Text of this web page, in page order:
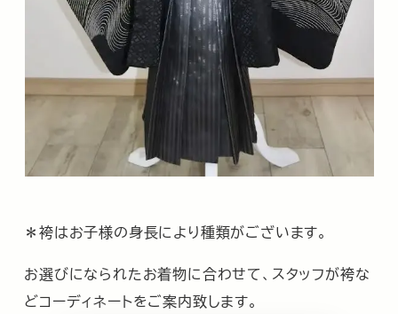
＊袴はお子様の身長により種類がございます。
お選びになられたお着物に合わせて、スタッフが袴な
どコーディネートをご案内致します。